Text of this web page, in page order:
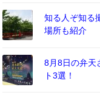
知る人ぞ知る
場所も紹介
8月8日の弁天
ト3選！